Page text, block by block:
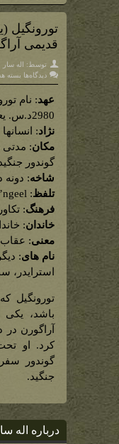
تورونگیل
قدیمی
توسط: اله سار
دیدگاه‌ها برای
از
اسامی
مستعار
قدیمی
آراگورن)
بسته
عهد
2980د.س. یعنی ۲۳ سال استفاده می شد
نژاد: انسانها
مکان: مدتی
گوندور
شاخه: دونه
تلفظ: thoro’ngeel
فرهنگ:
خاندان:
معنی: عقاب
نام های:
استرایدر،
تورونگیل
باشد،
آراگورن
کرد. او
گوندور
جنگید.
درباره اله